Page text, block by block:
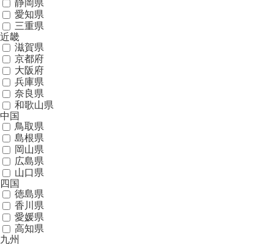
静岡県
愛知県
三重県
近畿
滋賀県
京都府
大阪府
兵庫県
奈良県
和歌山県
中国
鳥取県
島根県
岡山県
広島県
山口県
四国
徳島県
香川県
愛媛県
高知県
九州